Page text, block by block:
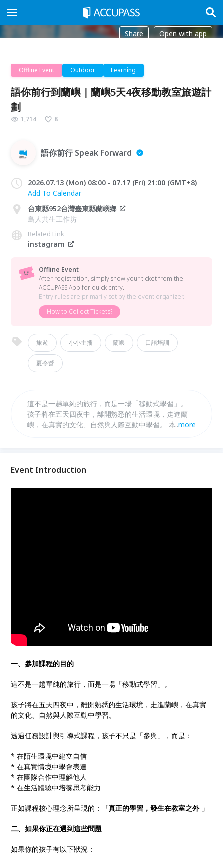
Share Open with app
Offline Event Outdoor Learning
語你前行到蘭嶼｜蘭嶼5天4夜移動教室旅遊計
劃
1,714 8
語你前行 Speak Forward
2026.07.13 (Mon) 08:00 - 07.17 (Fri) 21:00 (GMT+8)
Add To Calendar
台東縣952台灣臺東縣蘭嶼鄉
島人共生工作坊
Related Link
instagram
Offline Event
After registration, simply show your ticket from the
ACCUPASS App for quick entry.
Entry rules are primarily set by the event organizer.
How to Collect Tickets?
旅遊 小小主播 蘭嶼 口語培訓
夏令營
這不是一趟單純的旅行，而是一場「移動式學習」。
孩子將在五天四夜中，離開熟悉的生活環境，走進蘭
嶼，在真實的文化、自然與人際互動中學習。 本活動
內容。
...more
Event Introduction
一、參加課程的目的
這不是一趟單純的旅行，而是一場「移動式學習」。
孩子將在五天四夜中，離開熟悉的生活環境，走進蘭嶼，在真實
的文化、自然與人際互動中學習。
透過任務設計與引導式課程，孩子不只是「參與」，而是：
* 在陌生環境中建立自信
* 在真實情境中學會表達
* 在團隊合作中理解他人
* 在生活體驗中培養思考能力
正如課程核心理念所呈現的： 「真正的學習，發生在教室之外 」
二、如果你正在遇到這些問題
如果你的孩子有以下狀況：